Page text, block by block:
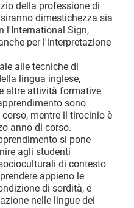
della professione di
dimestichezza sia
l'International Sign,
per l'interpretazione
alle tecniche di
lingua inglese,
altre attività formative
sono
mentre il tirocinio è
anno di corso.
si pone
agli studenti
di contesto
appieno le
di sordità, e
nelle lingue dei